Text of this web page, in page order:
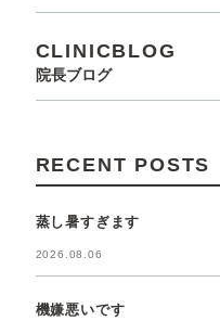
CLINICBLOG
院長ブログ
RECENT POSTS
蒸し暑すぎます
2026.08.06
機嫌悪いです